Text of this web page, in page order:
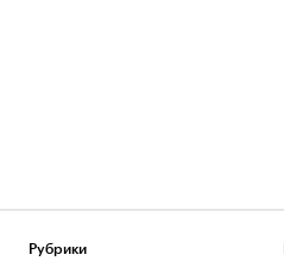
Рубрики